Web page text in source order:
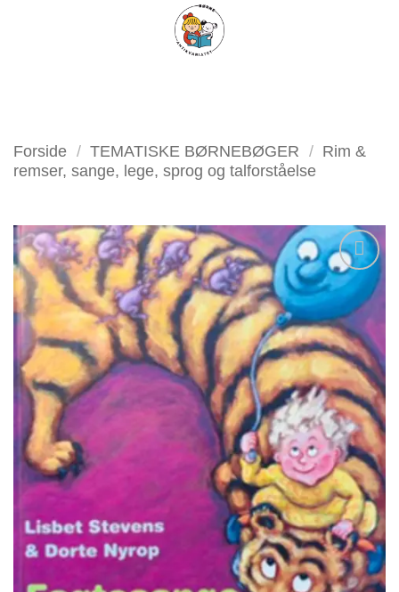
FILTER
Forside / TEMATISKE BØRNEBØGER / Rim &
remser, sange, lege, sprog og talforståelse
Tilføj
som
favorit